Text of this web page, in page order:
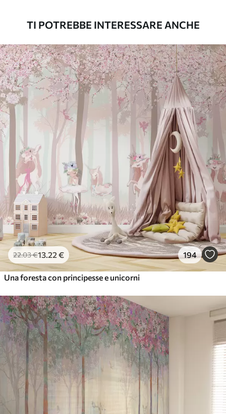
Vinile Premium
65.0039.00€/m²
Peel and Stick
81.67 49.00€/m²
TI POTREBBE INTERESSARE ANCHE
22.03€13 .22 € 194
Una foresta con principesse e unicorni